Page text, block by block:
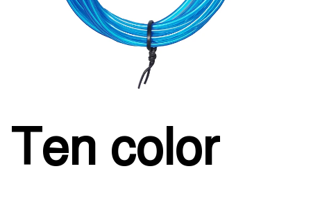
Ten color